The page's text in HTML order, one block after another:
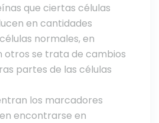
que ciertas células
en cantidades
normales, en
otros se trata de cambios
partes de las células
los marcadores
encontrarse en